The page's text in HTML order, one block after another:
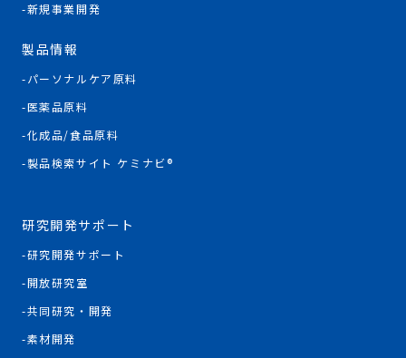
新規事業開発
製品情報
パーソナルケア原料
医薬品原料
化成品/食品原料
製品検索サイト ケミナビ®
研究開発サポート
研究開発サポート
開放研究室
共同研究・開発
素材開発